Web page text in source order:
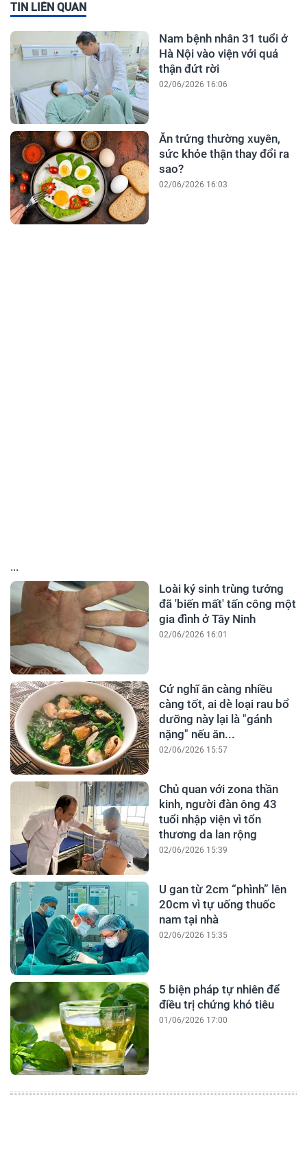
TIN LIÊN QUAN
Nam bệnh nhân 31 tuổi ở
Hà Nội vào viện với quả
thận đứt rời
02/06/2026 16:06
Ăn trứng thường xuyên,
sức khỏe thận thay đổi ra
sao?
02/06/2026 16:03
...
Loài ký sinh trùng tưởng
đã 'biến mất' tấn công một
gia đình ở Tây Ninh
02/06/2026 16:01
Cứ nghĩ ăn càng nhiều
càng tốt, ai dè loại rau bổ
dưỡng này lại là "gánh
nặng" nếu ăn...
02/06/2026 15:57
Chủ quan với zona thần
kinh, người đàn ông 43
tuổi nhập viện vì tổn
thương da lan rộng
02/06/2026 15:39
U gan từ 2cm “phình” lên
20cm vì tự uống thuốc
nam tại nhà
02/06/2026 15:35
5 biện pháp tự nhiên để
điều trị chứng khó tiêu
01/06/2026 17:00